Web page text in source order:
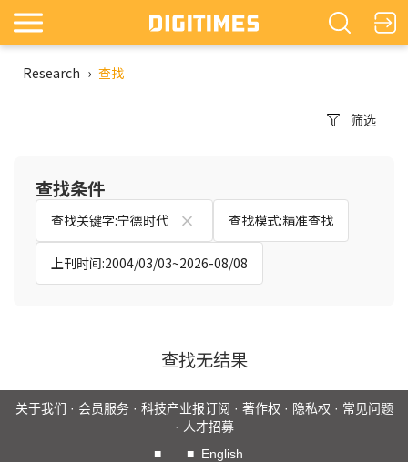
Research › 查找
筛选
查找条件
查找关键字:宁德时代 查找模式:精准查找
上刊时间:2004/03/03~2026-08/08
查找无结果
关于我们 · 会员服务· 科技产业报订阅 · 著作权 · 隐私权 · 常见问题
· 人才招募
■
■ English